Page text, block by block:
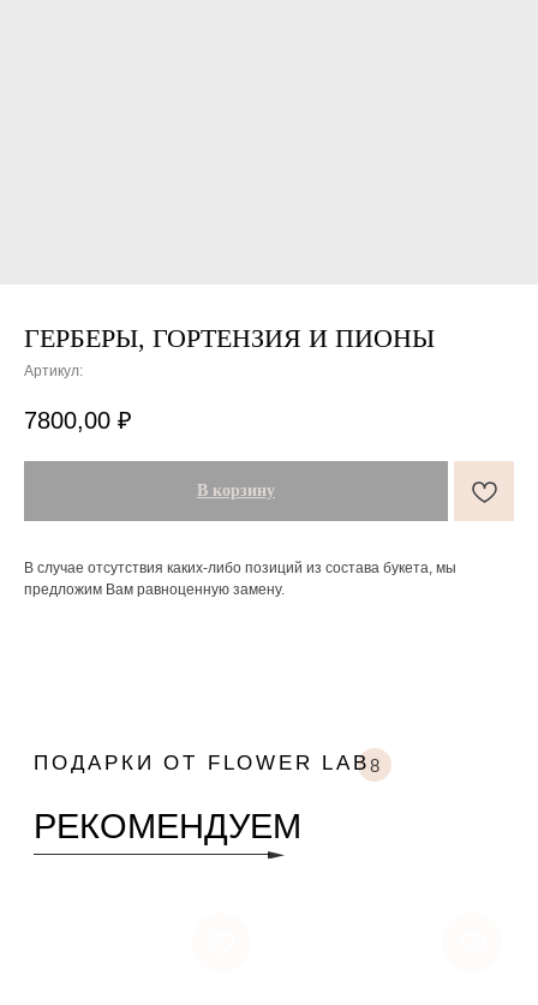
ГЕРБЕРЫ, ГОРТЕНЗИЯ И ПИОНЫ
Артикул:
7800,00 ₽
В корзину
В случае отсутствия каких-либо позиций из состава букета, мы
предложим Вам равноценную замену.